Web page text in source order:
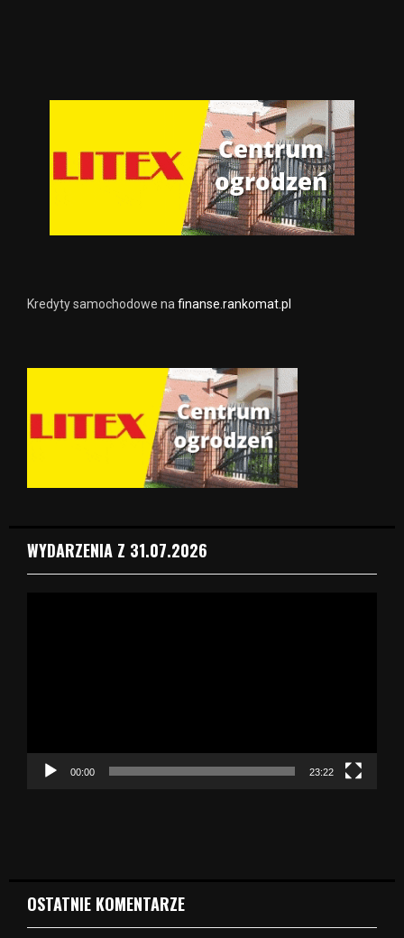
Kredyty samochodowe na finanse.rankomat.pl
WYDARZENIA Z 31.07.2026
c
00:00 23:22
OSTATNIE KOMENTARZE